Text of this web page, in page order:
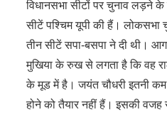
विधानसभा सीटों पर चुनाव लड़ने के
सीटें पश्चिम यूपी की हैं। लोकसभा
तीन सीटें सपा-बसपा ने दी थी।
मुखिया के रुख से लगता है कि वह
के मूड में है। जयंत चौधरी इतनी
होने को तैयार नहीं हैं। इसकी वजह